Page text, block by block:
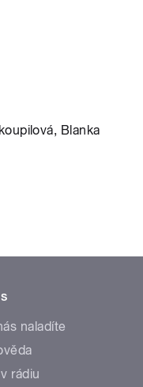
Blanka
naladíte
rádiu